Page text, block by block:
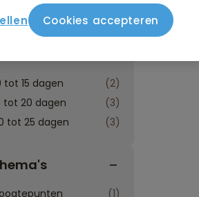
tot 15 dagen
2
tot 20 dagen
3
tot 25 dagen
3
1
Cookies accepteren